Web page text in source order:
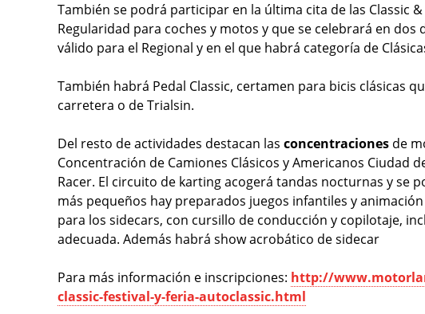
También se podrá participar en la última cita de las Classic
Regularidad para coches y motos y que se celebrará en dos
válido para el Regional y en el que habrá categoría de
También habrá Pedal Classic, certamen para bicis clásicas
carretera o de Trialsin.
Del resto de actividades destacan las concentraciones de
Concentración de Camiones Clásicos y Americanos Ciudad
Racer. El circuito de karting acogerá tandas nocturnas y se
más pequeños hay preparados juegos infantiles y
para los sidecars, con cursillo de conducción y copilotaje,
adecuada. Además habrá show acrobático de sidecar
Para más información e inscripciones: http://
classic-festival-y-feria-autoclassic.html